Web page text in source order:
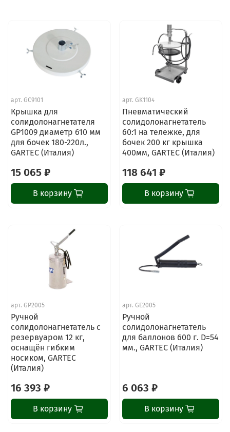
арт. GC9101
Крышка для
солидолонагнетателя
GP1009 диаметр 610 мм
для бочек 180-220л.,
GARTEC (Италия)
15 065 ₽
В корзину
арт. GK1104
Пневматический
солидолонагнетатель
60:1 на тележке, для
бочек 200 кг крышка
400мм, GARTEC (Италия)
118 641 ₽
В корзину
арт. GP2005
Ручной
солидолонагнетатель с
резервуаром 12 кг,
оснащён гибким
носиком, GARTEC
(Италия)
16 393 ₽
В корзину
арт. GE2005
Ручной
солидолонагнетатель
для баллонов 600 г. D=54
мм., GARTEC (Италия)
6 063 ₽
В корзину